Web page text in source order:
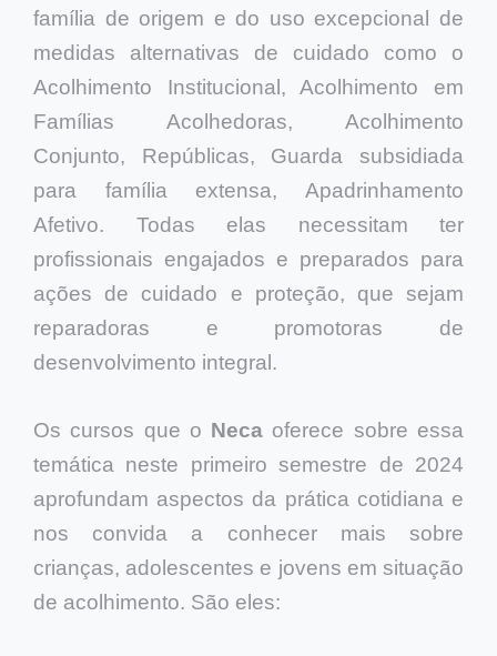
família de origem e do uso excepcional de
medidas alternativas de cuidado como o
Acolhimento Institucional, Acolhimento em
Famílias Acolhedoras, Acolhimento
Conjunto, Repúblicas, Guarda subsidiada
para família extensa, Apadrinhamento
Afetivo. Todas elas necessitam ter
profissionais engajados e preparados para
ações de cuidado e proteção, que sejam
reparadoras e promotoras de
desenvolvimento integral.
Os cursos que o Neca oferece sobre essa
temática neste primeiro semestre de 2024
aprofundam aspectos da prática cotidiana e
nos convida a conhecer mais sobre
crianças, adolescentes e jovens em situação
de acolhimento. São eles: